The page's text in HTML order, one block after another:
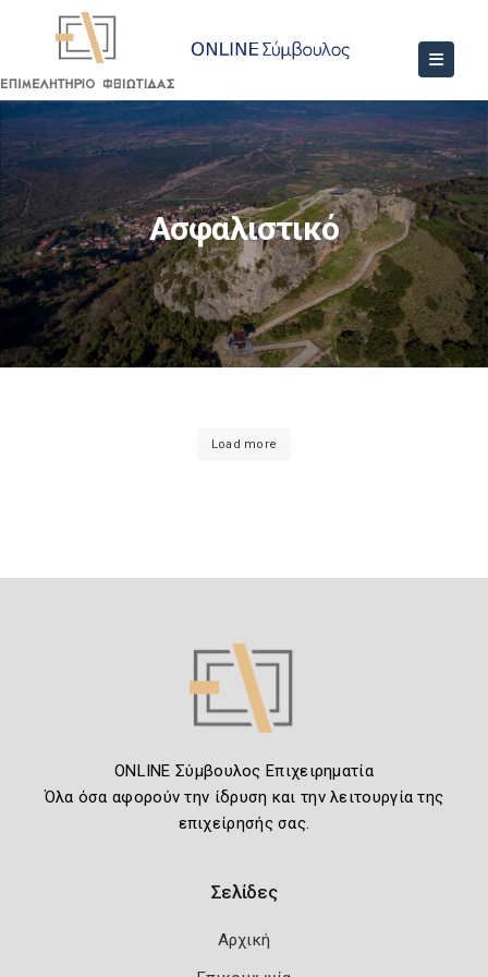
Ασφαλιστικό
Load more
ONLINE Σύμβουλος Επιχειρηματία
Όλα όσα αφορούν την ίδρυση και την λειτουργία της
επιχείρησής σας.
Σελίδες
Αρχική